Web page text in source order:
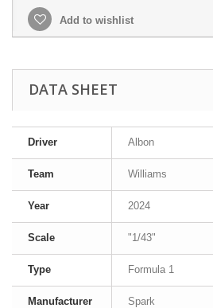
Add to wishlist
DATA SHEET
Driver Albon
Team Williams
Year 2024
Scale "1/43"
Type Formula 1
Manufacturer Spark